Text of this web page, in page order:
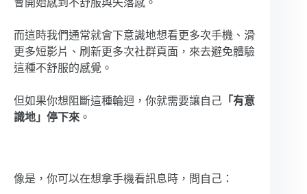
而這時我們通常就會下意識地想看更多次手機、滑
更多短影片、刷新更多次社群頁面，來去避免體驗
這種不舒服的感覺。
但如果你想阻斷這種輪迴，你就需要讓自己 「有意
識地」停下來 。
像是，你可以在想拿手機看訊息時，問自己：